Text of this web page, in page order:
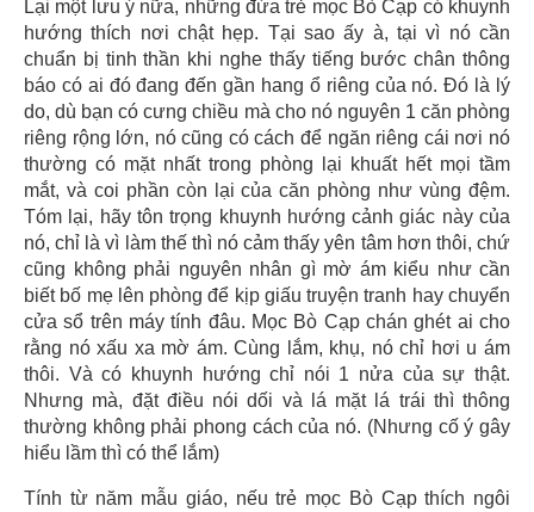
Lại một lưu ý nữa, những đứa trẻ mọc Bò Cạp có khuynh
hướng thích nơi chật hẹp. Tại sao ấy à, tại vì nó cần
chuẩn bị tinh thần khi nghe thấy tiếng bước chân thông
báo có ai đó đang đến gần hang ổ riêng của nó. Đó là lý
do, dù bạn có cưng chiều mà cho nó nguyên 1 căn phòng
riêng rộng lớn, nó cũng có cách để ngăn riêng cái nơi nó
thường có mặt nhất trong phòng lại khuất hết mọi tầm
mắt, và coi phần còn lại của căn phòng như vùng đệm.
Tóm lại, hãy tôn trọng khuynh hướng cảnh giác này của
nó, chỉ là vì làm thế thì nó cảm thấy yên tâm hơn thôi, chứ
cũng không phải nguyên nhân gì mờ ám kiểu như cần
biết bố mẹ lên phòng để kịp giấu truyện tranh hay chuyển
cửa sổ trên máy tính đâu. Mọc Bò Cạp chán ghét ai cho
rằng nó xấu xa mờ ám. Cùng lắm, khụ, nó chỉ hơi u ám
thôi. Và có khuynh hướng chỉ nói 1 nửa của sự thật.
Nhưng mà, đặt điều nói dối và lá mặt lá trái thì thông
thường không phải phong cách của nó. (Nhưng cố ý gây
hiểu lầm thì có thể lắm)
Tính từ năm mẫu giáo, nếu trẻ mọc Bò Cạp thích ngôi